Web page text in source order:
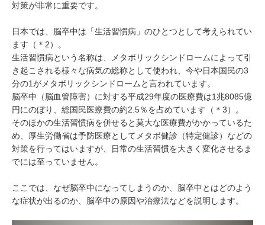
対策が非常に重要です。
日本では、脳卒中は「生活習慣病」のひとつとして考えられてい
ます（＊2）。
生活習慣病という名称は、メタボリックシンドロームによって引
き起こされる様々な病気の総称として使われ、今や日本国民の3
分の1がメタボリックシンドロームと言われています。
脳卒中（脳血管障害）に対する平成29年度の医療費は1兆8085億
円にのぼり、総国民医療費の約2.5％を占めています（＊3）。
そのほかの生活習慣病を併せると莫大な医療費がかかっているた
め、厚生労働省は予防医療としてメタボ健診（特定健診）などの
対策を行ってはいますが、日常の生活習慣を大きく変化させるま
でには至っていません。
ここでは、なぜ脳卒中になってしまうのか、脳卒中とはどのよう
な症状が出るのか、脳卒中の原因や治療法などを説明します。